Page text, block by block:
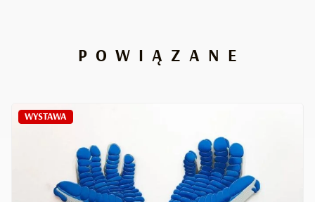
POWIĄZANE
WYSTAWA